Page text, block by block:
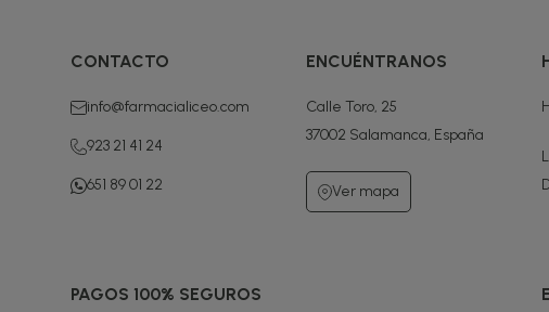
CONTACTO
info@farmacialiceo.com
923 21 41 24
651 89 01 22
ENCUÉNTRANOS
Calle Toro, 25
37002 Salamanca, España
Ver mapa
PAGOS 100% SEGUROS